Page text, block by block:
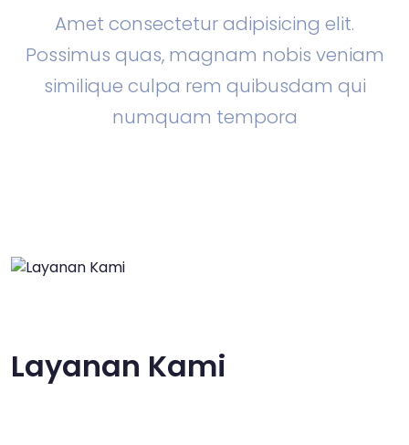
Amet consectetur adipisicing elit.
Possimus quas, magnam nobis veniam
similique culpa rem quibusdam qui
numquam tempora
Layanan Kami